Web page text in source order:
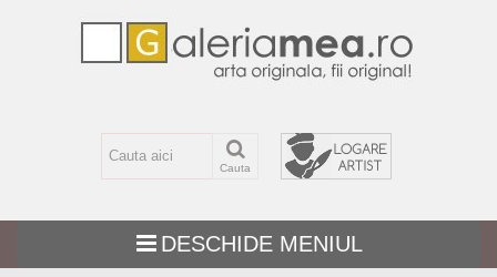
Cauta
DESCHIDE MENIUL